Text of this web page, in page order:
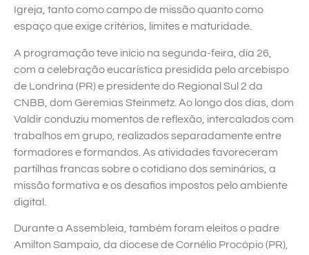
Igreja, tanto como campo de missão quanto como
espaço que exige critérios, limites e maturidade.
A programação teve início na segunda-feira, dia 26,
com a celebração eucarística presidida pelo arcebispo
de Londrina (PR) e presidente do Regional Sul 2 da
CNBB, dom Geremias Steinmetz. Ao longo dos dias, dom
Valdir conduziu momentos de reflexão, intercalados com
trabalhos em grupo, realizados separadamente entre
formadores e formandos. As atividades favoreceram
partilhas francas sobre o cotidiano dos seminários, a
missão formativa e os desafios impostos pelo ambiente
digital.
Durante a Assembleia, também foram eleitos o padre
Amilton Sampaio, da diocese de Cornélio Procópio (PR),